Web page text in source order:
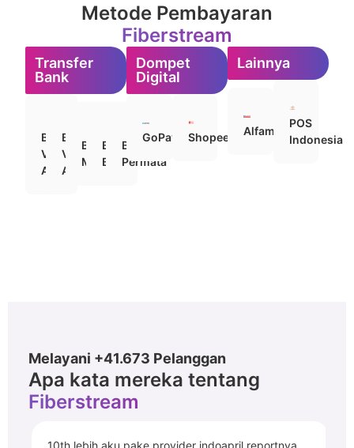
Metode Pembayaran
Fiberstream
Transfer
Bank
BCA
Virtual
Account
BNI
Virtual
Account
Bank
Mandiri
Bank
BRI
Bank
Permata
Dompet
Digital
GoPay ShopeePay
Lainnya
Alfamart
POS
Indonesia
Melayani +41.673 Pelanggan
Apa kata mereka tentang
Fiberstream
10th lebih aku pake provider indoapril reportnya